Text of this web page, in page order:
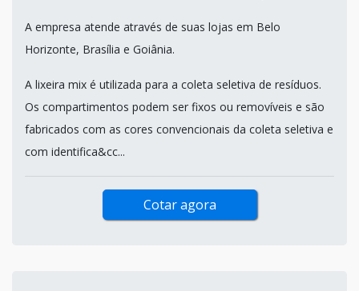
A empresa atende através de suas lojas em Belo
Horizonte, Brasília e Goiânia.
A lixeira mix é utilizada para a coleta seletiva de resíduos.
Os compartimentos podem ser fixos ou removíveis e são
fabricados com as cores convencionais da coleta seletiva e
com identifica&cc...
Cotar agora